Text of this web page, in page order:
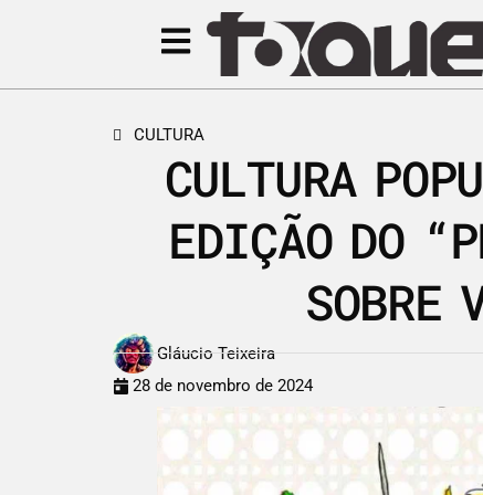
CULTURA
CULTURA
EDIÇÃO DO
SOBRE
Gláucio Teixeira
28 de novembro de 2024